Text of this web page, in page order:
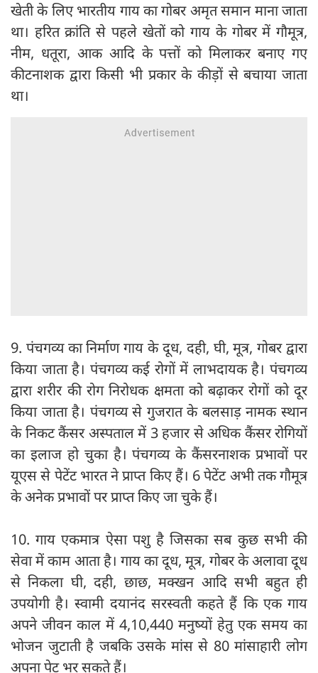
खेती के लिए भारतीय गाय का गोबर अमृत समान माना जाता
था। हरित क्रांति से पहले खेतों को गाय के गोबर में गौमूत्र,
नीम, धतूरा, आक आदि के पत्तों को मिलाकर बनाए गए
कीटनाशक द्वारा किसी भी प्रकार के कीड़ों से बचाया जाता
था।
9. पंचगव्य का निर्माण गाय के दूध, दही, घी, मूत्र, गोबर द्वारा
किया जाता है। पंचगव्य कई रोगों में लाभदायक है। पंचगव्य
द्वारा शरीर की रोग निरोधक क्षमता को बढ़ाकर रोगों को दूर
किया जाता है। पंचगव्य से गुजरात के बलसाड़ नामक स्थान
के निकट कैंसर अस्पताल में 3 हजार से अधिक कैंसर रोगियों
का इलाज हो चुका है। पंचगव्य के कैंसरनाशक प्रभावों पर
यूएस से पेटेंट भारत ने प्राप्त किए हैं। 6 पेटेंट अभी तक गौमूत्र
के अनेक प्रभावों पर प्राप्त किए जा चुके हैं।
10. गाय एकमात्र ऐसा पशु है जिसका सब कुछ सभी की
सेवा में काम आता है। गाय का दूध, मूत्र, गोबर के अलावा दूध
से निकला घी, दही, छाछ, मक्खन आदि सभी बहुत ही
उपयोगी है। स्वामी दयानंद सरस्वती कहते हैं कि एक गाय
अपने जीवन काल में 4,10,440 मनुष्यों हेतु एक समय का
भोजन जुटाती है जबकि उसके मांस से 80 मांसाहारी लोग
अपना पेट भर सकते हैं।